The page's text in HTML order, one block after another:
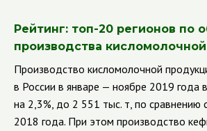
Рейтинг: топ-20 регионов по
производства
Производство кисломолочной
в России в январе — ноябре 2019 года
на 2,3%, до 2 551 тыс. т, по сравнению
2018 года. При этом производство